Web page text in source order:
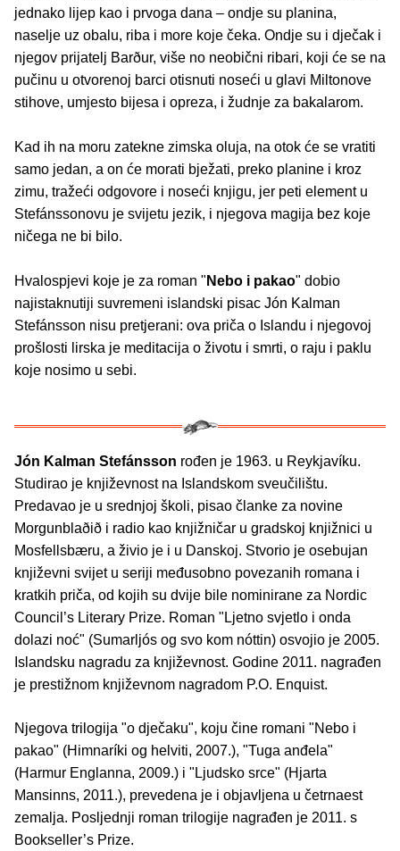
jednako lijep kao i prvoga dana – ondje su planina,
naselje uz obalu, riba i more koje čeka. Ondje su i dječak i
njegov prijatelj Barður, više no neobični ribari, koji će se na
pučinu u otvorenoj barci otisnuti noseći u glavi Miltonove
stihove, umjesto bijesa i opreza, i žudnje za bakalarom.
Kad ih na moru zatekne zimska oluja, na otok će se vratiti
samo jedan, a on će morati bježati, preko planine i kroz
zimu, tražeći odgovore i noseći knjigu, jer peti element u
Stefánssonovu je svijetu jezik, i njegova magija bez koje
ničega ne bi bilo.
Hvalospjevi koje je za roman " Nebo i pakao" dobio
najistaknutiji suvremeni islandski pisac Jón Kalman
Stefánsson nisu pretjerani: ova priča o Islandu i njegovoj
prošlosti lirska je meditacija o životu i smrti, o raju i paklu
koje nosimo u sebi.
Jón Kalman Stefánsson rođen je 1963. u Reykjavíku.
Studirao je književnost na Islandskom sveučilištu.
Predavao je u srednjoj školi, pisao članke za novine
Morgunblaðið i radio kao knjižničar u gradskoj knjižnici u
Mosfellsbæru, a živio je i u Danskoj. Stvorio je osebujan
književni svijet u seriji međusobno povezanih romana i
kratkih priča, od kojih su dvije bile nominirane za Nordic
Council’s Literary Prize. Roman "Ljetno svjetlo i onda
dolazi noć" (Sumarljós og svo kom nóttin) osvojio je 2005.
Islandsku nagradu za književnost. Godine 2011. nagrađen
je prestižnom književnom nagradom P.O. Enquist.
Njegova trilogija "o dječaku", koju čine romani "Nebo i
pakao" (Himnaríki og helviti, 2007.), "Tuga anđela"
(Harmur Englanna, 2009.) i "Ljudsko srce" (Hjarta
Mansinns, 2011.), prevedena je i objavljena u četrnaest
zemalja. Posljednji roman trilogije nagrađen je 2011. s
Bookseller’s Prize.